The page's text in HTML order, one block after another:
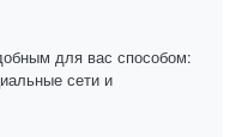
для вас способом:
сети и